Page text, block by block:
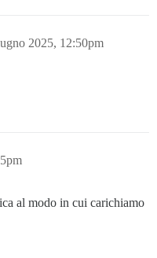
2025, 12:50pm
al modo in cui carichiamo